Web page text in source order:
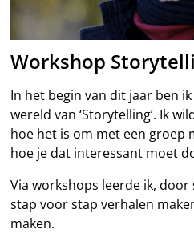
Workshop
In het begin van dit jaar ben
wereld van ‘Storytelling’. Ik
hoe het is om met een groep
hoe je dat interessant moet
Via workshops leerde ik,
stap voor stap verhalen
maken.